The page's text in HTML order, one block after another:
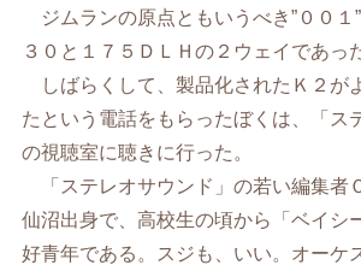
ジムランの原点ともいうべき”００１
３０と１７５ＤＬＨの２ウェイであっ
しばらくして、製品化されたＫ２が
たという電話をもらったぼくは、「ス
の視聴室に聴きに行った。
「ステレオサウンド」の若い編集者
仙沼出身で、高校生の頃から「ベイシ
好青年である。スジも、いい。オーケ